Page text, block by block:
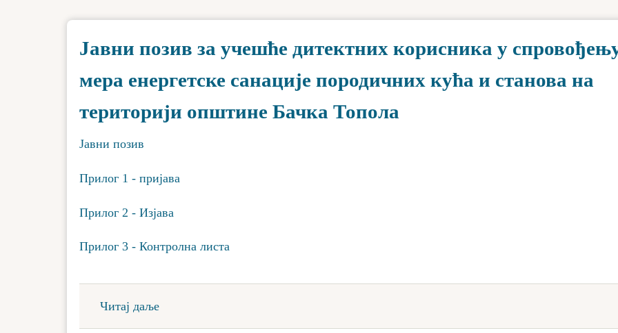
Јавни позив за учешће дитектних корисника у
мера енергетске санације породичних кућа и станова на
територији општине Бачка Топола
Јавни позив
Прилог 1 - пријава
Прилог 2 - Изјава
Прилог 3 - Контролна листа
Читај даље